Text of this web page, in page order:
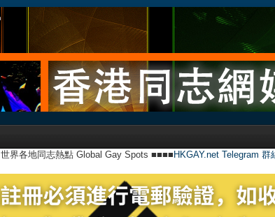
世界各地同志熱點 Global Gay Spots ■■■■ HKGAY.net Telegram 群